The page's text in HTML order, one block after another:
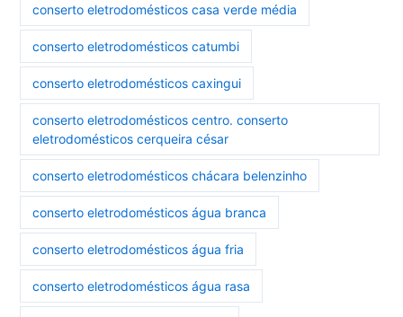
conserto eletrodomésticos casa verde média
conserto eletrodomésticos catumbi
conserto eletrodomésticos caxingui
conserto eletrodomésticos centro. conserto
eletrodomésticos cerqueira césar
conserto eletrodomésticos chácara belenzinho
conserto eletrodomésticos água branca
conserto eletrodomésticos água fria
conserto eletrodomésticos água rasa